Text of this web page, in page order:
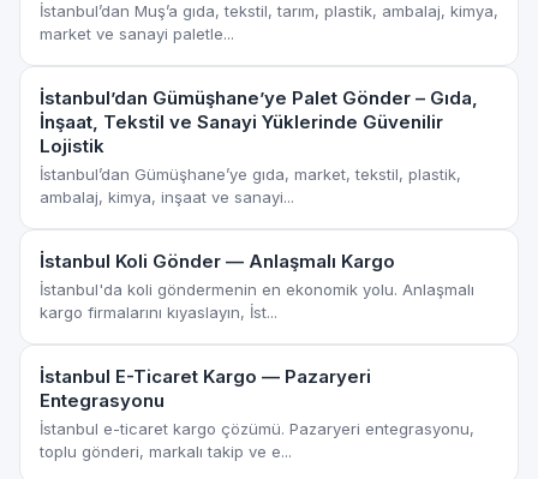
İstanbul’dan Muş’a gıda, tekstil, tarım, plastik, ambalaj, kimya,
market ve sanayi paletle...
İstanbul’dan Gümüşhane’ye Palet Gönder – Gıda,
İnşaat, Tekstil ve Sanayi Yüklerinde Güvenilir
Lojistik
İstanbul’dan Gümüşhane’ye gıda, market, tekstil, plastik,
ambalaj, kimya, inşaat ve sanayi...
İstanbul Koli Gönder — Anlaşmalı Kargo
İstanbul'da koli göndermenin en ekonomik yolu. Anlaşmalı
kargo firmalarını kıyaslayın, İst...
İstanbul E-Ticaret Kargo — Pazaryeri
Entegrasyonu
İstanbul e-ticaret kargo çözümü. Pazaryeri entegrasyonu,
toplu gönderi, markalı takip ve e...